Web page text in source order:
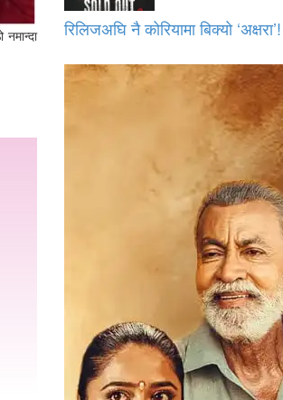
रिलिजअघि नै कोरियामा बिक्यो ‘अक्षरा’!